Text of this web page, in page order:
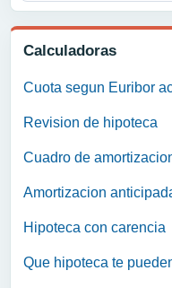
Calculadoras
Cuota segun Euribor
Revision de hipoteca
Cuadro de
Amortizacion
Hipoteca con carencia
Que hipoteca te